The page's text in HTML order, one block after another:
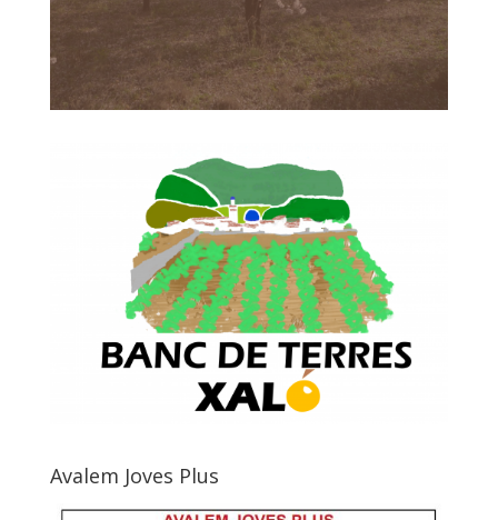
Avalem Joves Plus